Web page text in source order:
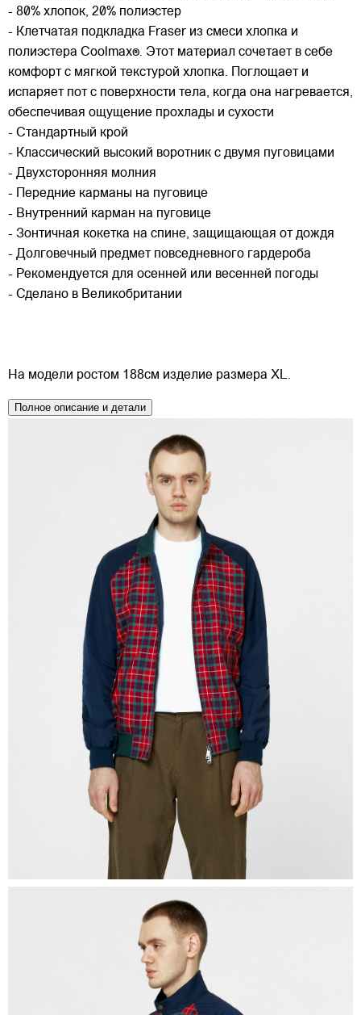
- 80% хлопок, 20% полиэстер
- Клетчатая подкладка Fraser из смеси хлопка и
полиэстера Coolmax®. Этот материал сочетает в себе
комфорт с мягкой текстурой хлопка. Поглощает и
испаряет пот с поверхности тела, когда она нагревается,
обеспечивая ощущение прохлады и сухости
- Стандартный крой
- Классический высокий воротник с двумя пуговицами
- Двухсторонняя молния
- Передние карманы на пуговице
- Внутренний карман на пуговице
- Зонтичная кокетка на спине, защищающая от дождя
- Долговечный предмет повседневного гардероба
- Рекомендуется для осенней или весенней погоды
- Сделано в Великобритании
На модели ростом 188см изделие размера XL.
Полное описание и детали